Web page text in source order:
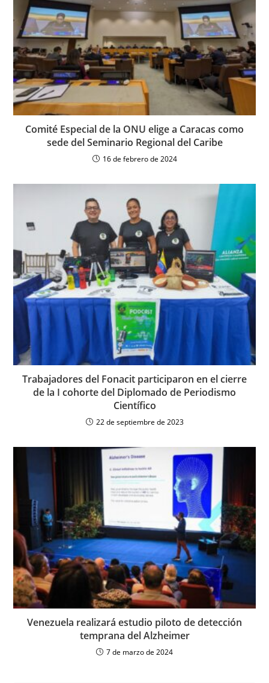
Comité Especial de la ONU elige a Caracas como
sede del Seminario Regional del Caribe
16 de febrero de 2024
Trabajadores del Fonacit participaron en el cierre
de la I cohorte del Diplomado de Periodismo
Científico
22 de septiembre de 2023
Venezuela realizará estudio piloto de detección
temprana del Alzheimer
7 de marzo de 2024